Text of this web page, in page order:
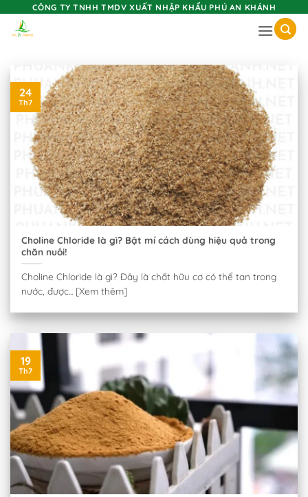
CÔNG TY TNHH TMDV XUẤT NHẬP KHẨU PHÚ AN KHÁNH
Choline Chloride là gì? Bật mí cách dùng hiệu quả trong
chăn nuôi!
Choline Chloride là gì? Đây là chất hữu cơ có thể tan trong
nước, được... [Xem thêm]
24
Th7
19
Th7